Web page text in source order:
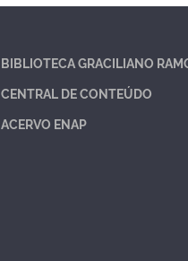
BIBLIOTECA GRACILIANO
CENTRAL DE CONTEÚDO
ACERVO ENAP